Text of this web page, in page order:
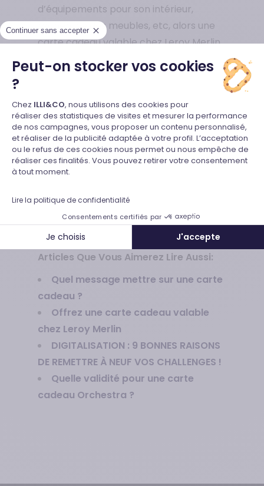
Continuer sans accepter
Peut-on stocker vos cookies
?
Plateforme de Gestion du
Chez ILLI&CO, nous utilisons des cookies pour
réaliser des statistiques de visites et mesurer la performance
de nos campagnes, vous proposer un contenu personnalisé,
et réaliser de la publicité adaptée à votre profil. L’acceptation
ou le refus de ces cookies nous permet ou nous empêche de
réaliser ces finalités. Vous pouvez retirer votre consentement
à tout moment.
Lire la politique de confidentialité
Consentements certifiés par
Je choisis J'accepte
Axeptio consent
d’équipements pour son intérieur,
recherche des meubles, etc, alors une
carte cadeau valable chez Leroy Merlin
conviendra à merveille.
haut niveau en France. C’est ici que les
bricoleurs avertis viennent faire leurs
emplettes. Un cadeau chez Leroy Merlin,
c’est nécessairement un présent de
qualité et utile. Quoi de mieux pour
RETROUVEZ TOUTES NOS OFFRES
Articles Que Vous Aimerez Lire Aussi:
Quel message mettre sur une carte
cadeau ?
Offrez une carte cadeau valable
chez Leroy Merlin
DIGITALISATION : 9 BONNES RAISONS
DE REMETTRE À NEUF VOS CHALLENGES !
Quelle validité pour une carte
cadeau Orchestra ?